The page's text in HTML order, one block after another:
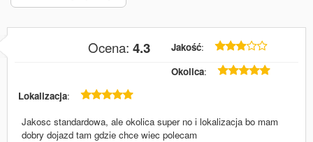
Ocena: 4.3 Jakość:
Okolica:
Lokalizacja:
Jakosc standardowa, ale okolica super no i lokalizacja bo mam
dobry dojazd tam gdzie chce wiec polecam